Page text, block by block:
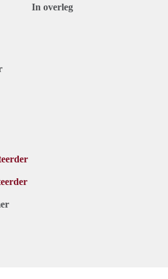
voor: water en
elektra en gebruikerslasten;
Expertly guiding you to your
In overleg